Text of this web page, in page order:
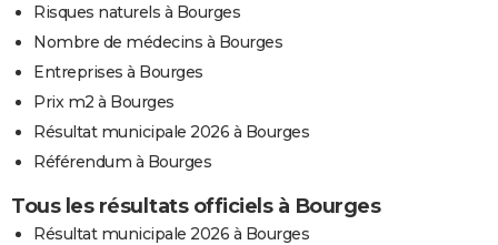
Risques naturels à Bourges
Nombre de médecins à Bourges
Entreprises à Bourges
Prix m2 à Bourges
Résultat municipale 2026 à Bourges
Référendum à Bourges
Tous les résultats officiels à Bourges
Résultat municipale 2026 à Bourges